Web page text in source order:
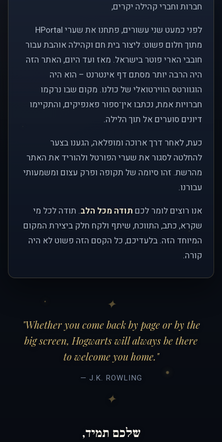
חברות וחברי קהילה יקרים,
לפני כמעט שני עשורים, פתחנו את שערי HPortal
מתוך חלום פשוט: ליצור בית חם וקהילה אוהבת עבור
חובבי הארי פוטר בישראל. מאז ועד היום, האתר הזה
היה הרבה יותר מסתם דף אינטרנט – הוא היה
הוגוורטס הווירטואלי של כולנו. מקום שבו נרקמו
חברויות אמת, נכתבו אין־ספור פאנפיקים, והתקיימו
דיונים סוערים אל תוך הלילה.
כעת, לאחר דרך ארוכה ומופלאה, הגענו בצער
להחלטה לסגור את שערי הפורטל ולהוריד את האתר
מהרשת. זהו סיומה של תקופה ופרק עצום ומשמעותי
עבורנו.
אנו רוצים לומר לכם תודה מכל הלב. תודה לכל מי
שקרא, כתב, התווכח, שיתף ולקח חלק ביצירת המקום
המיוחד הזה. בלעדיכם, כל הקסם הזה פשוט לא היה
קורה.
"Whether you come back by page or by the
big screen, Hogwarts will always be there
to welcome you home."
— J.K. ROWLING
שלכם תמיד,